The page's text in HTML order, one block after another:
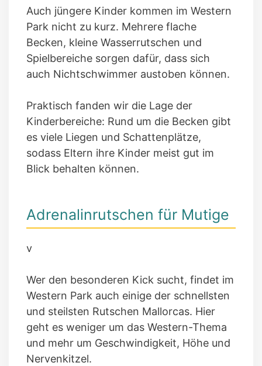
Auch jüngere Kinder kommen im Western
Park nicht zu kurz. Mehrere flache
Becken, kleine Wasserrutschen und
Spielbereiche sorgen dafür, dass sich
auch Nichtschwimmer austoben können.
Praktisch fanden wir die Lage der
Kinderbereiche: Rund um die Becken gibt
es viele Liegen und Schattenplätze,
sodass Eltern ihre Kinder meist gut im
Blick behalten können.
Adrenalinrutschen für Mutige
v
Wer den besonderen Kick sucht, findet im
Western Park auch einige der schnellsten
und steilsten Rutschen Mallorcas. Hier
geht es weniger um das Western-Thema
und mehr um Geschwindigkeit, Höhe und
Nervenkitzel.